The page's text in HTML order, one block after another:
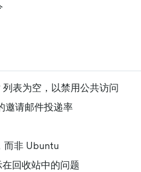
表为空，以禁用公共访问
邀请邮件投递率
而非 Ubuntu
回收站中的问题